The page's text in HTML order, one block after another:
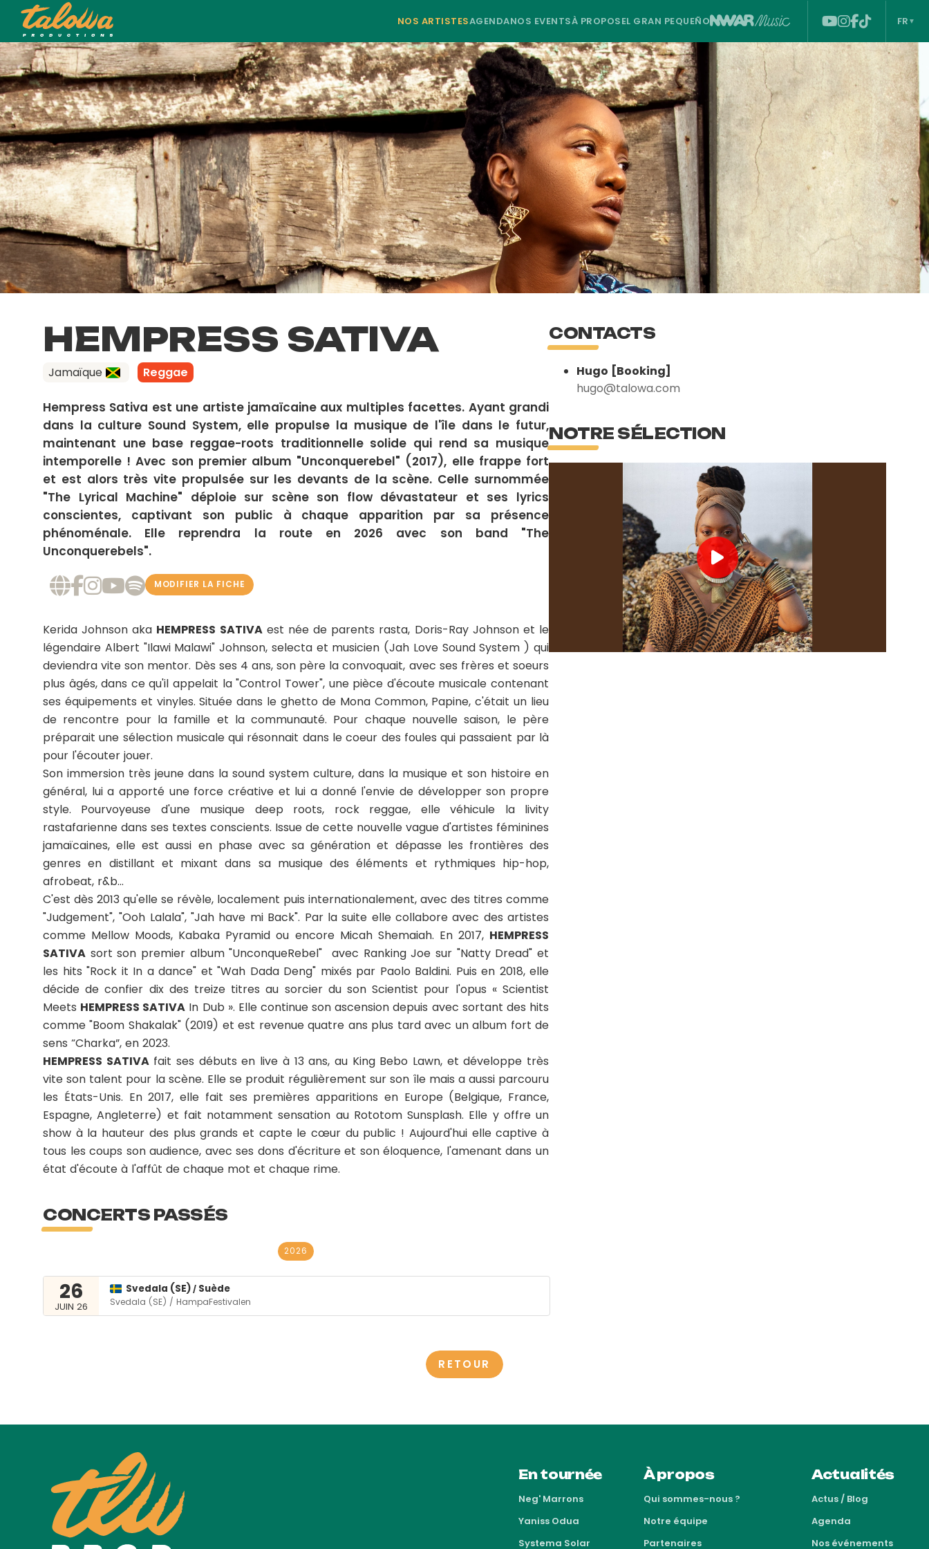
NOS ARTISTESAGENDANOS EVENTSÀ PROPOSEL GRAN PEQUEÑO FR
HEMPRESS SATIVA
Jamaïque Reggae
Hempress Sativa est une artiste jamaïcaine aux multiples facettes. Ayant grandi
dans la culture Sound System, elle propulse la musique de l'île dans le futur,
maintenant une base reggae-roots traditionnelle solide qui rend sa musique
intemporelle ! Avec son premier album "Unconquerebel" (2017), elle frappe fort
et est alors très vite propulsée sur les devants de la scène. Celle surnommée
"The Lyrical Machine" déploie sur scène son flow dévastateur et ses lyrics
conscientes, captivant son public à chaque apparition par sa présence
phénoménale. Elle reprendra la route en 2026 avec son band "The
Unconquerebels".
MODIFIER LA FICHE
Kerida Johnson aka HEMPRESS SATIVAest née de parents rasta, Doris-Ray Johnson et le
légendaire Albert "Ilawi Malawi" Johnson, selecta et musicien (Jah Love Sound System ) qui
deviendra vite son mentor. Dès ses 4 ans, son père la convoquait, avec ses frères et soeurs
plus âgés, dans ce qu'il appelait la "Control Tower", une pièce d'écoute musicale contenant
ses équipements et vinyles. Située dans le ghetto de Mona Common, Papine, c'était un lieu
de rencontre pour la famille et la communauté. Pour chaque nouvelle saison, le père
préparait une sélection musicale qui résonnait dans le coeur des foules qui passaient par là
pour l'écouter jouer.
Son immersion très jeune dans la sound system culture, dans la musique et son histoire en
général, lui a apporté une force créative et lui a donné l'envie de développer son propre
style. Pourvoyeuse d'une musique deep roots, rock reggae, elle véhicule la livity
rastafarienne dans ses textes conscients. Issue de cette nouvelle vague d'artistes féminines
jamaïcaines, elle est aussi en phase avec sa génération et dépasse les frontières des
genres en distillant et mixant dans sa musique des éléments et rythmiques hip-hop,
afrobeat, r&b...
C'est dès 2013 qu'elle se révèle, localement puis internationalement, avec des titres comme
"Judgement", "Ooh Lalala", "Jah have mi Back". Par la suite elle collabore avec des artistes
comme Mellow Moods, Kabaka Pyramid ou encore Micah Shemaiah. En 2017, HEMPRESS
SATIVA sort son premier album "UnconqueRebel" avec Ranking Joe sur "Natty Dread" et
les hits "Rock it In a dance" et "Wah Dada Deng" mixés par Paolo Baldini. Puis en 2018, elle
décide de confier dix des treize titres au sorcier du son Scientist pour l'opus « Scientist
Meets HEMPRESS SATIVA In Dub ». Elle continue son ascension depuis avec sortant des hits
comme "Boom Shakalak" (2019) et est revenue quatre ans plus tard avec un album fort de
sens “Charka”, en 2023.
HEMPRESS SATIVAfait ses débuts en live à 13 ans, au King Bebo Lawn, et développe très
vite son talent pour la scène. Elle se produit régulièrement sur son île mais a aussi parcouru
les États-Unis. En 2017, elle fait ses premières apparitions en Europe (Belgique, France,
Espagne, Angleterre) et fait notamment sensation au Rototom Sunsplash. Elle y offre un
show à la hauteur des plus grands et capte le cœur du public ! Aujourd'hui elle captive à
tous les coups son audience, avec ses dons d'écriture et son éloquence, l'amenant dans un
état d'écoute à l'affût de chaque mot et chaque rime.
CONCERTS PASSÉS
2026
26
JUIN 26
Svedala (SE)/ Suède
Svedala (SE) / HampaFestivalen
CONTACTS
Hugo [Booking]
hugo@talowa.com
NOTRE SÉLECTION
RETOUR
En tournée
Neg' Marrons
Yaniss Odua
Systema Solar
À propos
Qui sommes-nous ?
Notre équipe
Partenaires
Actualités
Actus / Blog
Agenda
Nos événements